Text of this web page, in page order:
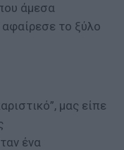
άμεσα
το ξύλο
μας είπε
ένα